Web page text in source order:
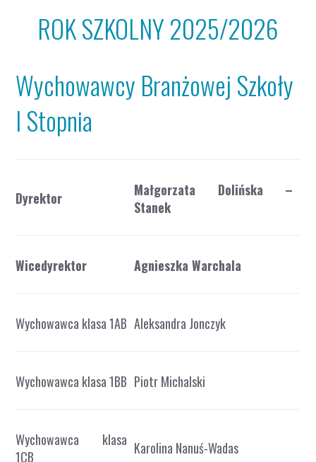
ROK SZKOLNY 2025/2026
Wychowawcy Branżowej Szkoły
I Stopnia
Dyrektor
Małgorzata Dolińska –
Stanek
Wicedyrektor Agnieszka Warchala
Wychowawca klasa 1AB Aleksandra Jonczyk
Wychowawca klasa 1BB Piotr Michalski
Wychowawca klasa
1CB
Karolina Nanuś-Wadas